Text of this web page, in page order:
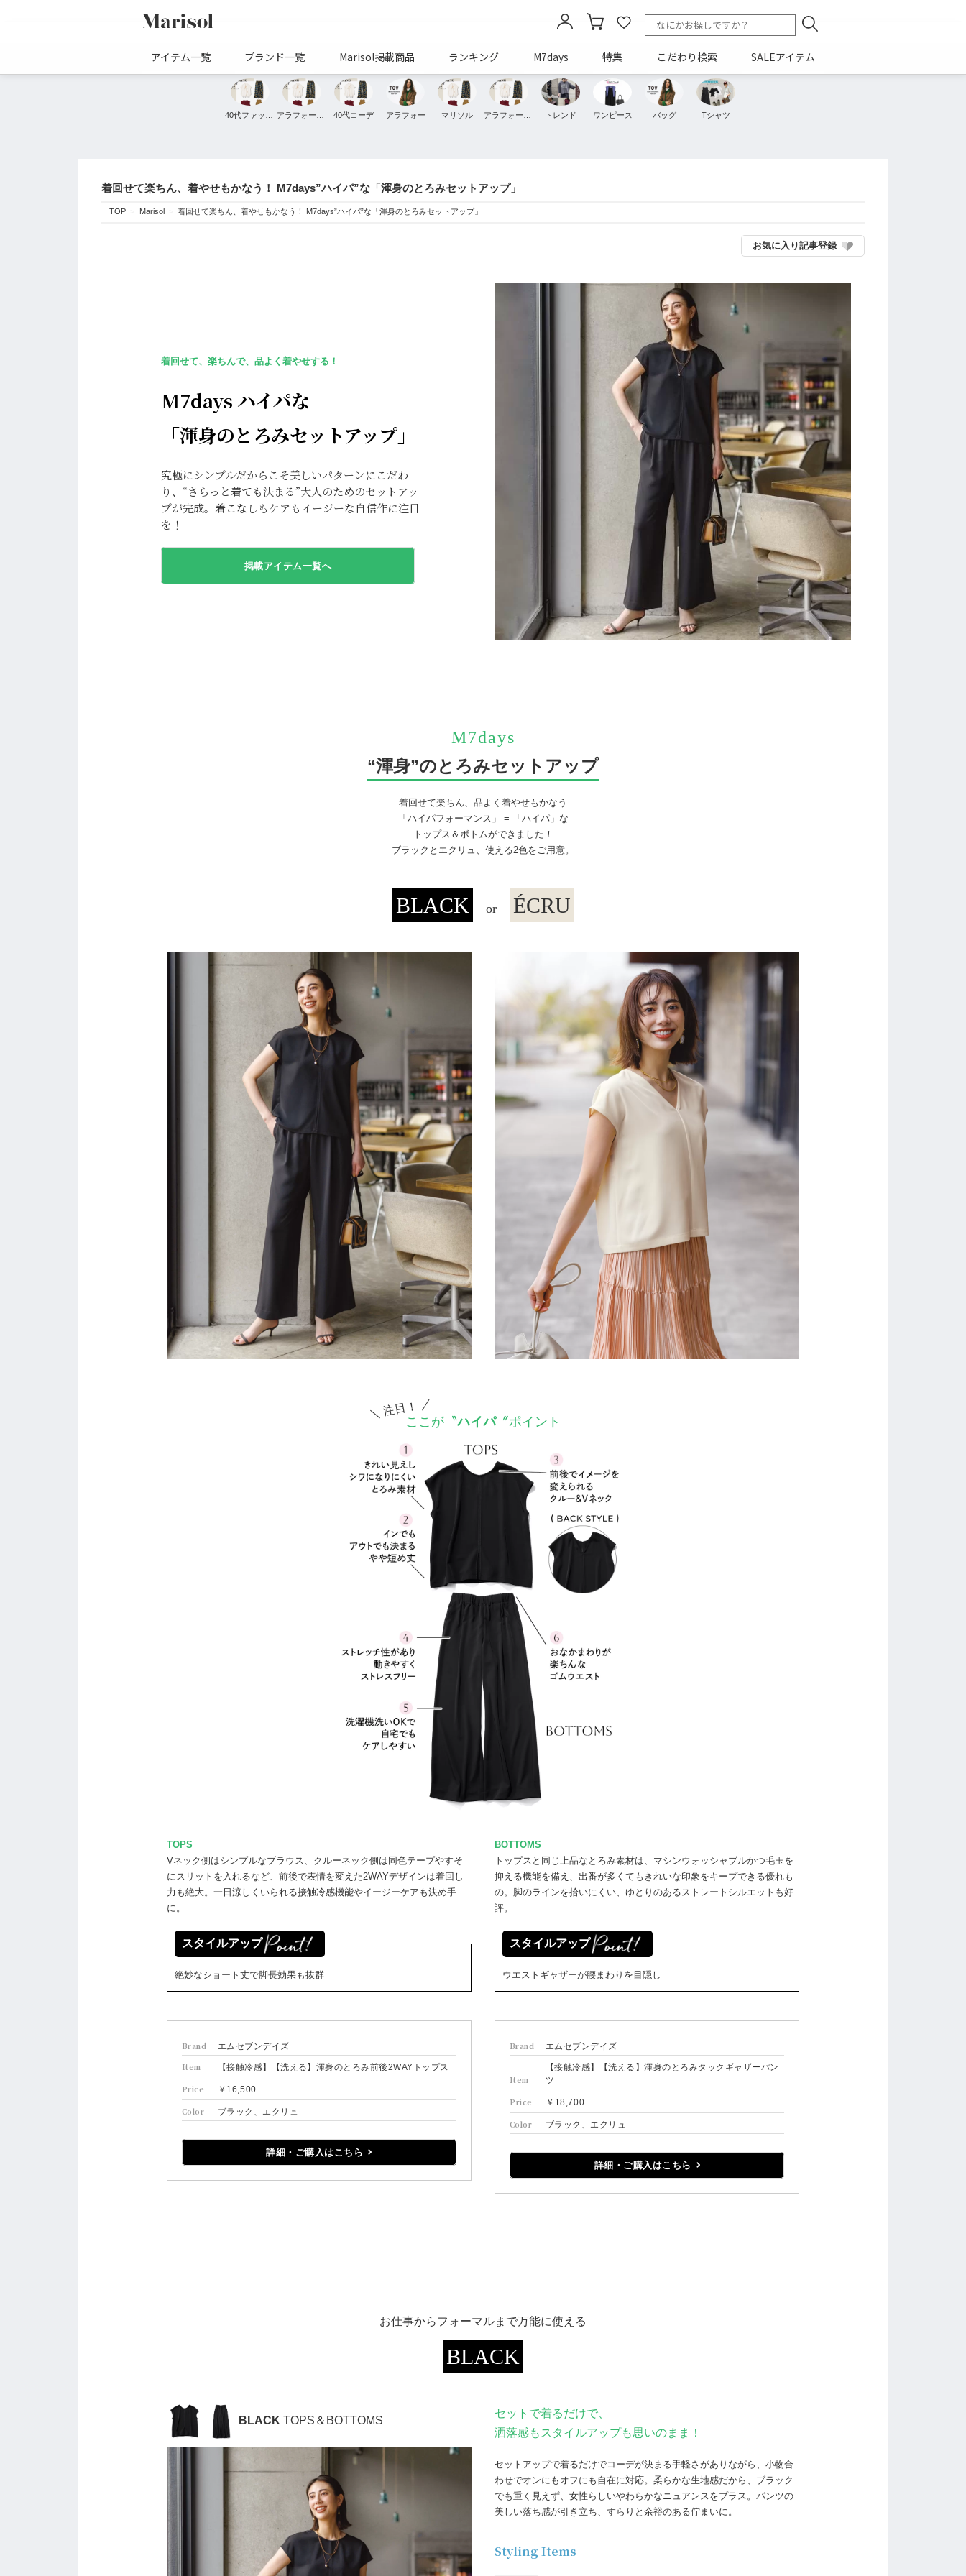
アイテム一覧 ブランド一覧 Marisol掲載商品 ランキング M7days 特集 こだわり検索 SALEアイテム
40代コーデ アラフォー マリソル トレンド ワンピース バッグ Tシャツ
着回せて楽ちん、着やせもかなう！ M7days”ハイパ”な「渾身のとろみセットアップ」
TOP Marisol 着回せて楽ちん、着やせもかなう！ M7days”ハイパ”な「渾身のとろみセットアップ」
お気に入り記事登録
着回せて、楽ちんで、品よく着やせする！
M7days ハイパな
「渾身のとろみセットアップ」
究極にシンプルだからこそ美しいパターンにこだわ
り、“さらっと着ても決まる”大人のためのセットアッ
プが完成。着こなしもケアもイージーな自信作に注目
を！
掲載アイテム一覧へ
M7days
“渾身”のとろみセットアップ
着回せて楽ちん、品よく着やせもかなう
「ハイパフォーマンス」 = 「ハイパ」な
トップス＆ボトムができました！
ブラックとエクリュ、使える2色をご用意。
BLACK or ÉCRU
＼ 注目！ ／
ここが〝ハイパ〞ポイント
TOPS
Vネック側はシンプルなブラウス、クルーネック側は同色テープやすそ
にスリットを入れるなど、前後で表情を変えた2WAYデザインは着回し
力も絶大。一日涼しくいられる接触冷感機能やイージーケアも決め手
に。
スタイルアップ
絶妙なショート丈で脚長効果も抜群
Brand エムセブンデイズ
Item 【接触冷感】【洗える】渾身のとろみ前後2WAYトップス
Price ￥16,500
Color ブラック、エクリュ
詳細・ご購入はこちら
BOTTOMS
トップスと同じ上品なとろみ素材は、マシンウォッシャブルかつ毛玉を
抑える機能を備え、出番が多くてもきれいな印象をキープできる優れも
の。脚のラインを拾いにくい、ゆとりのあるストレートシルエットも好
評。
スタイルアップ
ウエストギャザーが腰まわりを目隠し
Brand エムセブンデイズ
Item
【接触冷感】【洗える】渾身のとろみタックギャザーパン
ツ
Price ￥18,700
Color ブラック、エクリュ
詳細・ご購入はこちら
お仕事からフォーマルまで万能に使える
BLACK
BLACK TOPS＆BOTTOMS
セットで着るだけで、
洒落感もスタイルアップも思いのまま！
セットアップで着るだけでコーデが決まる手軽さがありながら、小物合
わせでオンにもオフにも自在に対応。柔らかな生地感だから、ブラック
でも重く見えず、女性らしいやわらかなニュアンスをプラス。パンツの
美しい落ち感が引き立ち、すらりと余裕のある佇まいに。
Styling Items